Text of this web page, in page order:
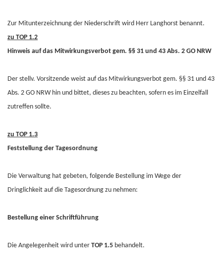
Zur Mitunterzeichnung der Niederschrift wird Herr Langhorst benannt.
zu TOP 1.2
Hinweis auf das Mitwirkungsverbot gem. §§ 31 und 43 Abs. 2 GO NRW
Der stellv. Vorsitzende weist auf das Mitwirkungsverbot gem. §§ 31 und 43
Abs. 2 GO NRW hin und bittet, dieses zu beachten, sofern es im Einzelfall
zutreffen sollte.
zu TOP 1.3
Feststellung der Tagesordnung
Die Verwaltung hat gebeten, folgende Bestellung im Wege der
Dringlichkeit auf die Tagesordnung zu nehmen:
Bestellung einer Schriftführung
Die Angelegenheit wird unter TOP 1.5 behandelt.